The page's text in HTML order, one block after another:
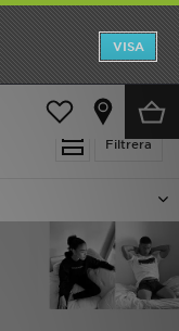
VISA
Filtrera